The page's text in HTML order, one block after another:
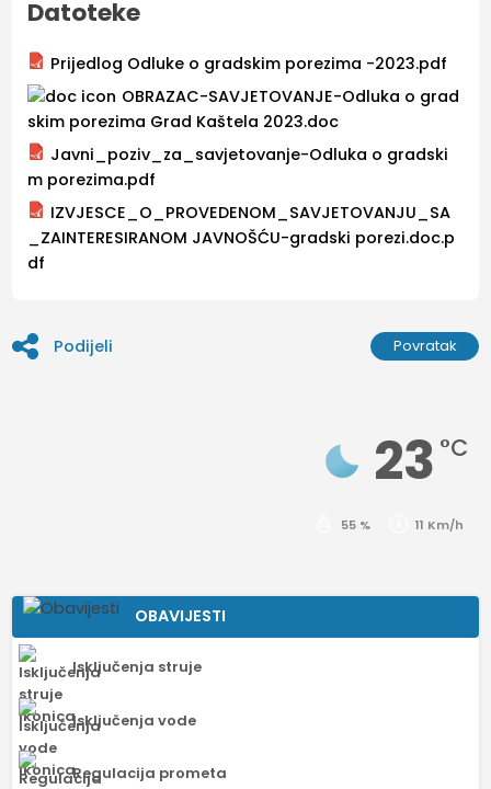
Datoteke
Prijedlog Odluke o gradskim porezima -2023.pdf
OBRAZAC-SAVJETOVANJE-Odluka o grad
skim porezima Grad Kaštela 2023.doc
Javni_poziv_za_savjetovanje-Odluka o gradski
m porezima.pdf
IZVJESCE_O_PROVEDENOM_SAVJETOVANJU_SA
_ZAINTERESIRANOM JAVNOŠĆU-gradski porezi.doc.p
df
Podijeli Povratak
23 °C
55 % 11 Km/h
OBAVIJESTI
Isključenja struje
Isključenja vode
Regulacija prometa